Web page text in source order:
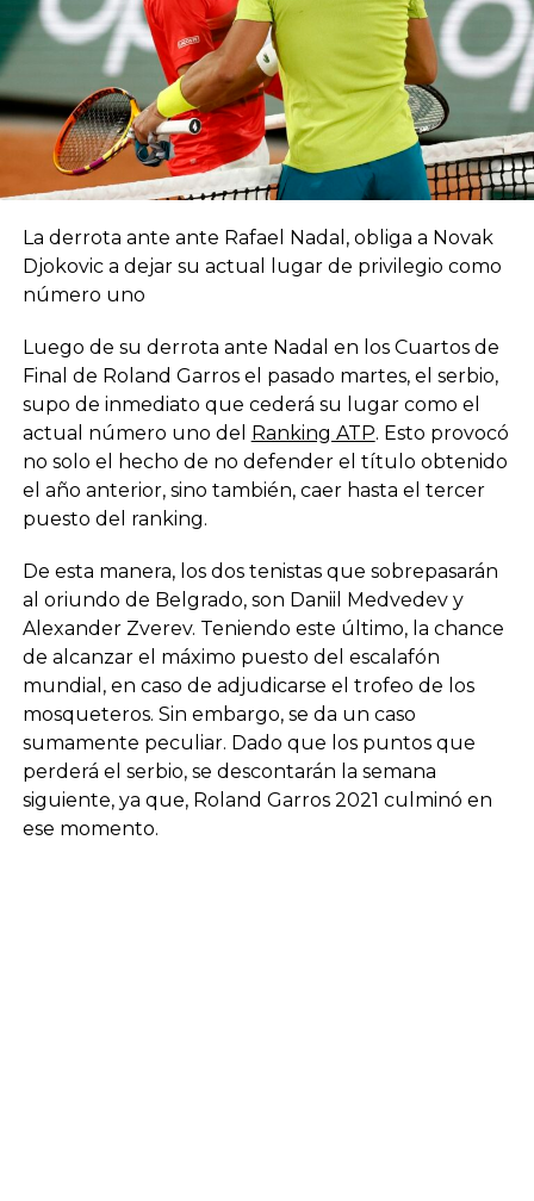
La derrota ante ante Rafael Nadal, obliga a Novak
Djokovic a dejar su actual lugar de privilegio como
número uno
Luego de su derrota ante Nadal en los Cuartos de
Final de Roland Garros el pasado martes, el serbio,
supo de inmediato que cederá su lugar como el
actual número uno del Ranking ATP. Esto provocó
no solo el hecho de no defender el título obtenido
el año anterior, sino también, caer hasta el tercer
puesto del ranking.
De esta manera, los dos tenistas que sobrepasarán
al oriundo de Belgrado, son Daniil Medvedev y
Alexander Zverev. Teniendo este último, la chance
de alcanzar el máximo puesto del escalafón
mundial, en caso de adjudicarse el trofeo de los
mosqueteros. Sin embargo, se da un caso
sumamente peculiar. Dado que los puntos que
perderá el serbio, se descontarán la semana
siguiente, ya que, Roland Garros 2021 culminó en
ese momento.